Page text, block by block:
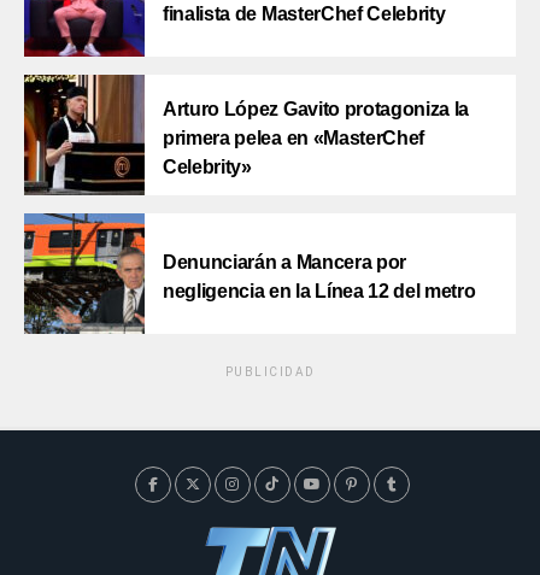
finalista de MasterChef Celebrity
Arturo López Gavito protagoniza la
primera pelea en «MasterChef
Celebrity»
Denunciarán a Mancera por
negligencia en la Línea 12 del metro
PUBLICIDAD